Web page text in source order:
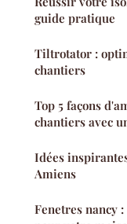
guide pratique
Tiltrotator :
chantiers
Top 5 façons
chantiers avec
Idées
Amiens
Fenetres nancy